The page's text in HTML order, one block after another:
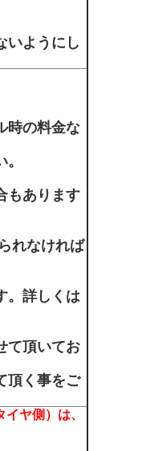
いようにし
時の料金な
もあります
れなければ
。詳しくは
て頂いてお
頂く事をご
ヤ側）は、